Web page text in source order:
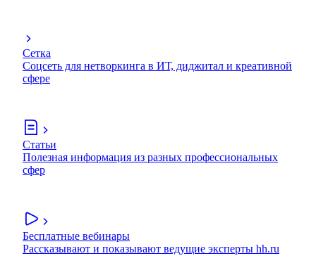
Сетка
Соцсеть для нетворкинга в ИТ, диджитал и креативной
сфере
Статьи
Полезная информация из разных профессиональных
сфер
Бесплатные вебинары
Рассказывают и показывают ведущие эксперты hh.ru